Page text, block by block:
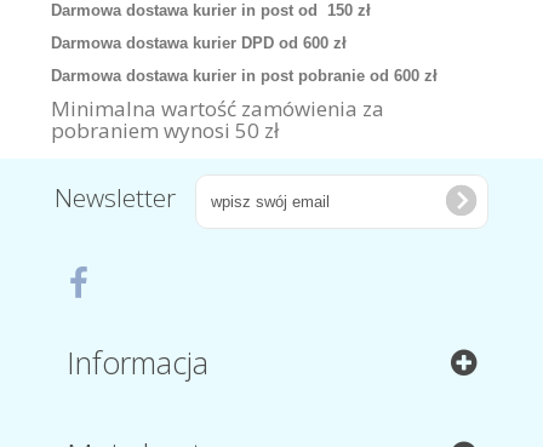
Darmowa dostawa kurier in post od 150 zł
Darmowa dostawa kurier DPD od 600 zł
Darmowa dostawa kurier in post pobranie od 600 zł
Minimalna wartość zamówienia za
pobraniem wynosi 50 zł
Newsletter
Informacja